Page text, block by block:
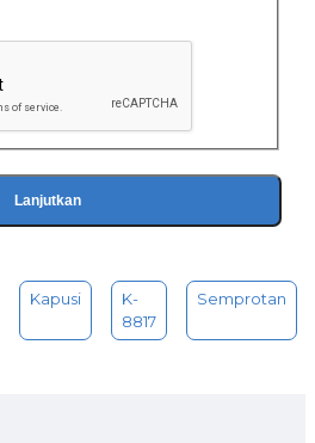
Lanjutkan
Kapusi
K-
8817
Semprotan